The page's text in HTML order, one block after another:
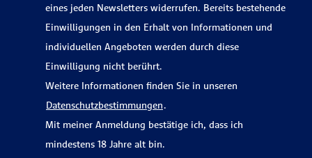
eines jeden Newsletters widerrufen. Bereits bestehende
Einwilligungen in den Erhalt von Informationen und
individuellen Angeboten werden durch diese
Einwilligung nicht berührt.
Weitere Informationen finden Sie in unseren
Datenschutzbestimmungen.
Mit meiner Anmeldung bestätige ich, dass ich
mindestens 18 Jahre alt bin.